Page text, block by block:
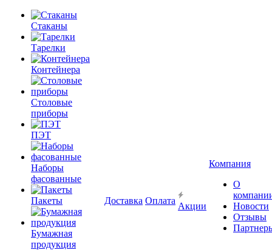
Стаканы
Тарелки
Контейнера
Столовые
приборы
ПЭТ
Наборы
фасованные
Пакеты
Бумажная
продукция
Доставка Оплата
Акции
Компания
О
Новости
Отзывы